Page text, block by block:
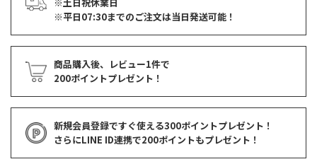
※平日07:30までのご注文は当日発送可能！
商品購入後、レビュー1件で
200ポイントプレゼント！
新規会員登録ですぐ使える300ポイントプレゼント！
さらにLINE ID連携で200ポイントもプレゼント！